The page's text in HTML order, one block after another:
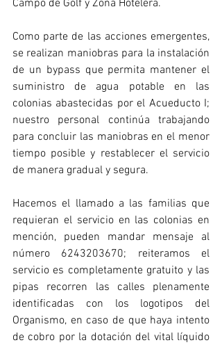
Campo de Golf y Zona Hotelera.
Como parte de las acciones emergentes,
se realizan maniobras para la instalación
de un bypass que permita mantener el
suministro de agua potable en las
colonias abastecidas por el Acueducto I;
nuestro personal continúa trabajando
para concluir las maniobras en el menor
tiempo posible y restablecer el servicio
de manera gradual y segura.
Hacemos el llamado a las familias que
requieran el servicio en las colonias en
mención, pueden mandar mensaje al
número 6243203670; reiteramos el
servicio es completamente gratuito y las
pipas recorren las calles plenamente
identificadas con los logotipos del
Organismo, en caso de que haya intento
de cobro por la dotación del vital líquido